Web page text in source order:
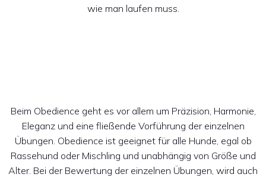
wie man laufen muss.
Beim Obedience geht es vor allem um Präzision, Harmonie,
Eleganz und eine fließende Vorführung der einzelnen
Übungen. Obedience ist geeignet für alle Hunde, egal ob
Rassehund oder Mischling und unabhängig von Größe und
Alter. Bei der Bewertung der einzelnen Übungen, wird auch